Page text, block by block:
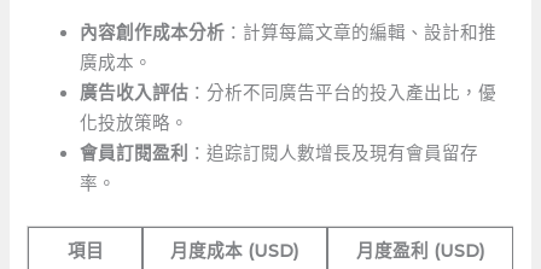
內容創作成本分析 ：計算每篇文章的編輯、設計和推
廣成本。
廣告收入評估 ：分析不同廣告平台的投入產出比，優
化投放策略。
會員訂閱盈利 ：追踪訂閱人數增長及現有會員留存
率。
項目 月度成本⁢ (USD) 月度盈利 ⁤(USD)